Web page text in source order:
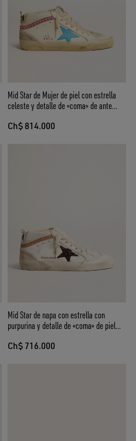
Mid Star de Mujer de piel con estrella
celeste y detalle de «coma» de ante
Ch$ 814.000
Mid Star de napa con estrella con
purpurina y detalle de «coma» de piel
Ch$ 716.000